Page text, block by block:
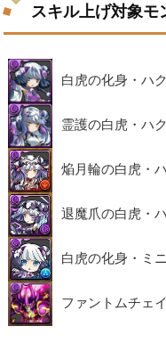
スキル上げ対象モ
白虎の化身・ハク
霊護の白虎・ハク
焔月輪の白虎・
退魔爪の白虎・
白虎の化身・ミ
ファントムチェ